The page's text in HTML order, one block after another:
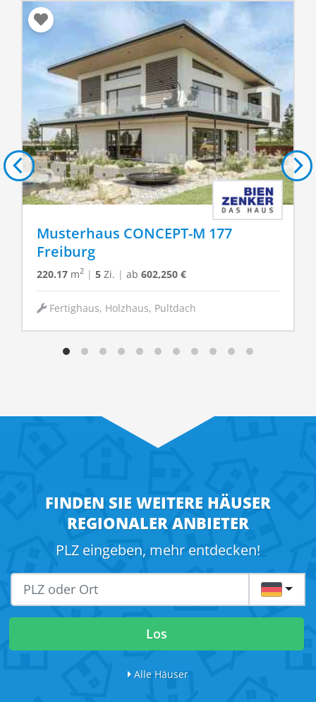
Musterhaus CONCEPT-M 177
Freiburg
220.17 m2 | 5 Zi. | ab 602,250 €
Fertighaus, Holzhaus, Pultdach
FINDEN SIE WEITERE HÄUSER
REGIONALER ANBIETER
PLZ eingeben, mehr entdecken!
DE
Los
Alle Häuser